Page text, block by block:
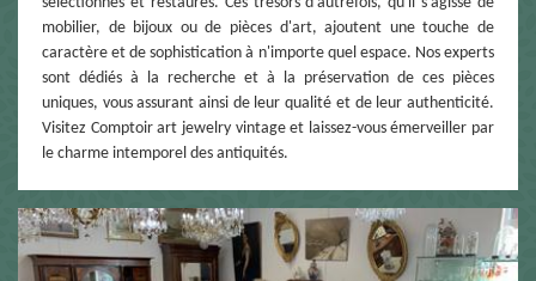
mobilier, de bijoux ou de pièces d'art, ajoutent une touche de
caractère et de sophistication à n'importe quel espace. Nos experts
sont dédiés à la recherche et à la préservation de ces pièces
uniques, vous assurant ainsi de leur qualité et de leur authenticité.
Visitez Comptoir art jewelry vintage et laissez-vous émerveiller par
le charme intemporel des antiquités.